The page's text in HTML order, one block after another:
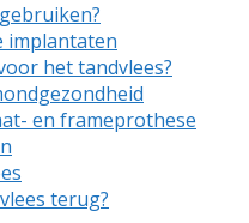
implantaten
het tandvlees?
en frameprothese
terug?